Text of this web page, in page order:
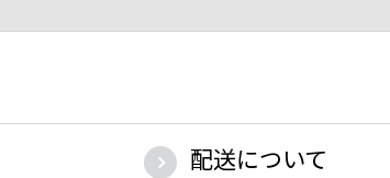
配送について